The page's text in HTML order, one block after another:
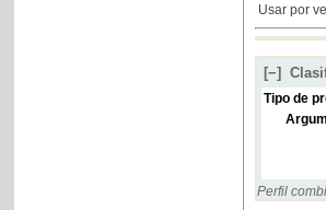
Usar por
[−]
Tipo de
Perfil